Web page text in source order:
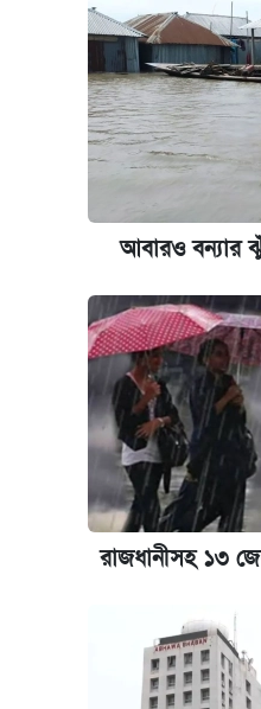
আবেদন শুরু
আবারও বন্যার
রাজধানীসহ ১৩